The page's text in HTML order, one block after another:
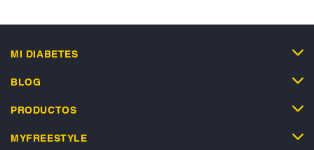
MI DIABETES
BLOG
PRODUCTOS
MYFREESTYLE